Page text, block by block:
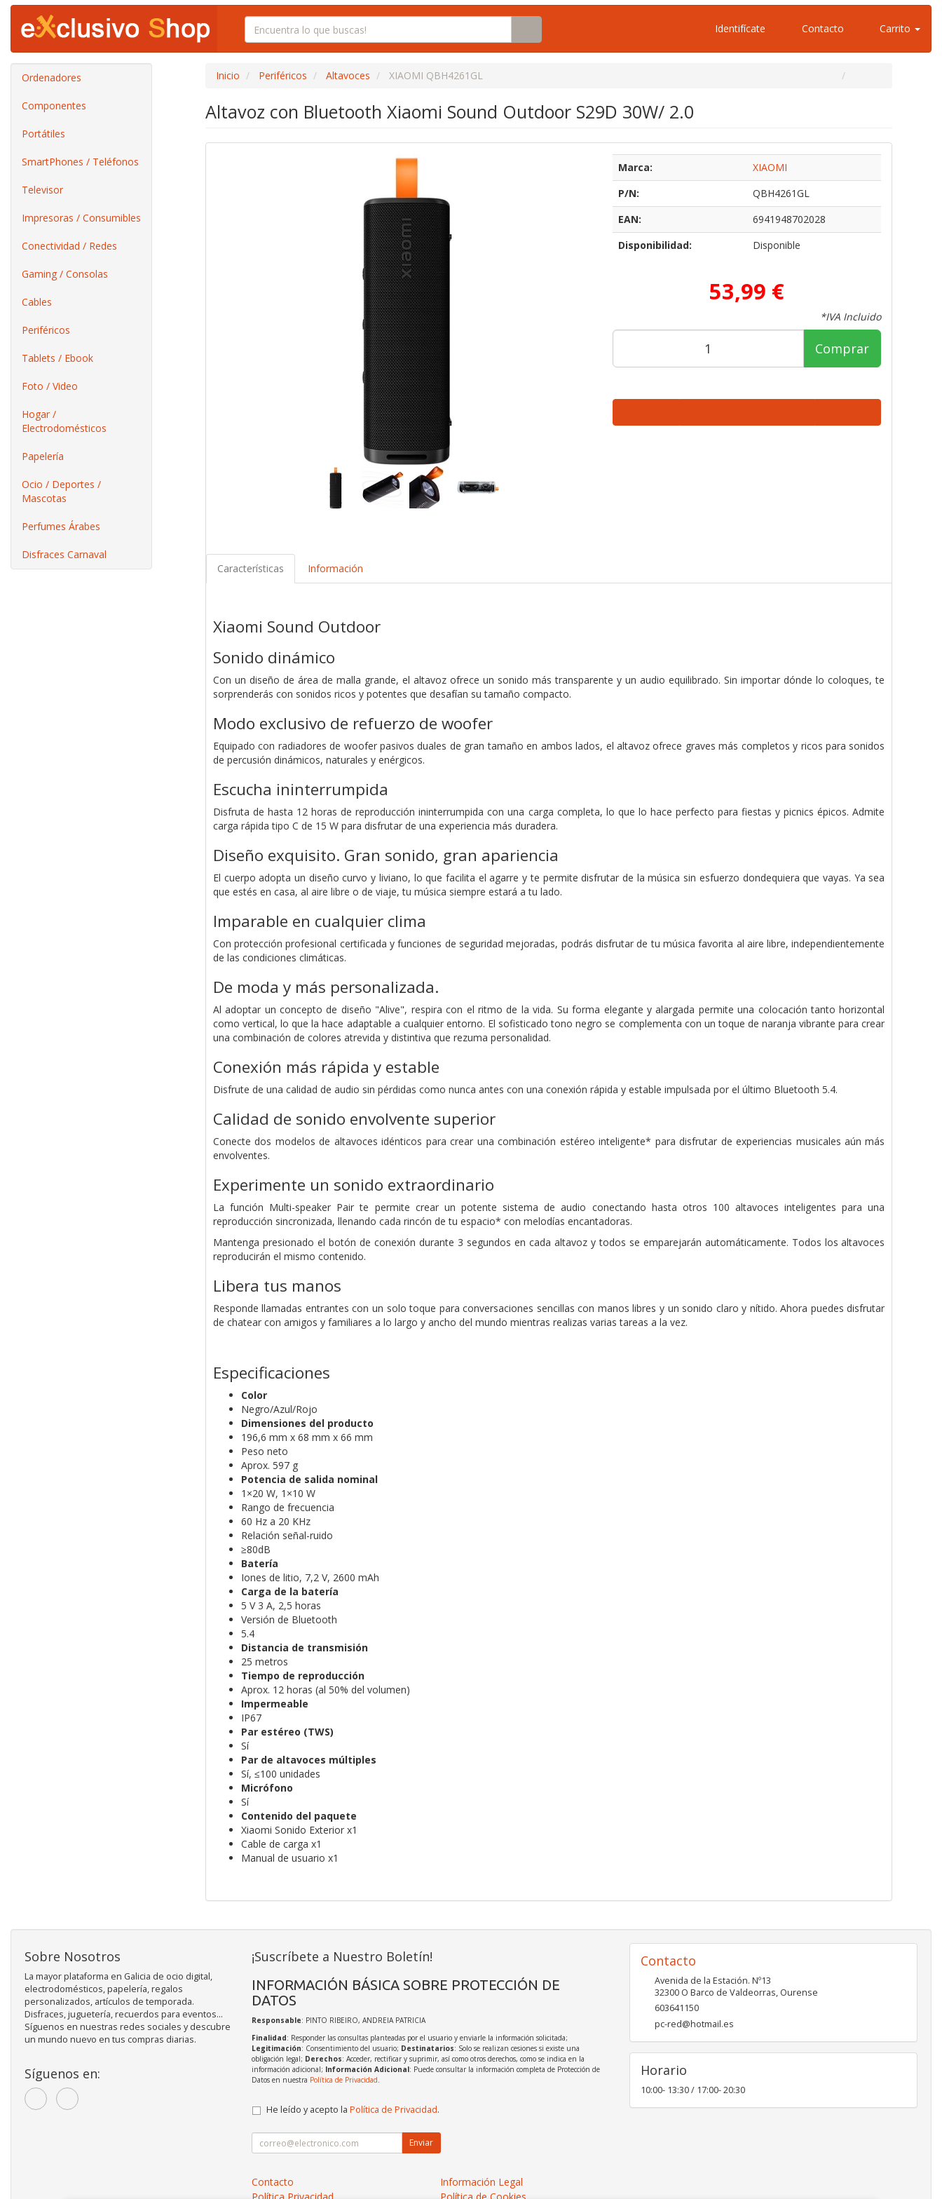
Identifícate Contacto Carrito
Ordenadores
Componentes
Portátiles
SmartPhones / Teléfonos
Televisor
Impresoras / Consumibles
Conectividad / Redes
Gaming / Consolas
Cables
Periféricos
Tablets / Ebook
Foto / Video
Hogar /
Electrodomésticos
Papelería
Ocio / Deportes /
Mascotas
Perfumes Árabes
Disfraces Carnaval
Inicio Periféricos Altavoces XIAOMI QBH4261GL
Altavoz con Bluetooth Xiaomi Sound Outdoor S29D 30W/ 2.0
Marca:
XIAOMI
P/N:
QBH4261GL
EAN:
6941948702028
Disponibilidad:
Disponible
53,99 €
*IVA Incluido
Comprar
Características Información
Xiaomi Sound Outdoor
Sonido dinámico
Con un diseño de área de malla grande, el altavoz ofrece un sonido más transparente y un audio equilibrado. Sin importar dónde lo coloques, te
sorprenderás con sonidos ricos y potentes que desafían su tamaño compacto.
Modo exclusivo de refuerzo de woofer
Equipado con radiadores de woofer pasivos duales de gran tamaño en ambos lados, el altavoz ofrece graves más completos y ricos para sonidos
de percusión dinámicos, naturales y enérgicos.
Escucha ininterrumpida
Disfruta de hasta 12 horas de reproducción ininterrumpida con una carga completa, lo que lo hace perfecto para fiestas y picnics épicos. Admite
carga rápida tipo C de 15 W para disfrutar de una experiencia más duradera.
Diseño exquisito. Gran sonido, gran apariencia
El cuerpo adopta un diseño curvo y liviano, lo que facilita el agarre y te permite disfrutar de la música sin esfuerzo dondequiera que vayas. Ya sea
que estés en casa, al aire libre o de viaje, tu música siempre estará a tu lado.
Imparable en cualquier clima
Con protección profesional certificada y funciones de seguridad mejoradas, podrás disfrutar de tu música favorita al aire libre, independientemente
de las condiciones climáticas.
De moda y más personalizada.
Al adoptar un concepto de diseño "Alive", respira con el ritmo de la vida. Su forma elegante y alargada permite una colocación tanto horizontal
como vertical, lo que la hace adaptable a cualquier entorno. El sofisticado tono negro se complementa con un toque de naranja vibrante para crear
una combinación de colores atrevida y distintiva que rezuma personalidad.
Conexión más rápida y estable
Disfrute de una calidad de audio sin pérdidas como nunca antes con una conexión rápida y estable impulsada por el último Bluetooth 5.4.
Calidad de sonido envolvente superior
Conecte dos modelos de altavoces idénticos para crear una combinación estéreo inteligente* para disfrutar de experiencias musicales aún más
envolventes.
Experimente un sonido extraordinario
La función Multi-speaker Pair te permite crear un potente sistema de audio conectando hasta otros 100 altavoces inteligentes para una
reproducción sincronizada, llenando cada rincón de tu espacio* con melodías encantadoras.
Mantenga presionado el botón de conexión durante 3 segundos en cada altavoz y todos se emparejarán automáticamente. Todos los altavoces
reproducirán el mismo contenido.
Libera tus manos
Responde llamadas entrantes con un solo toque para conversaciones sencillas con manos libres y un sonido claro y nítido. Ahora puedes disfrutar
de chatear con amigos y familiares a lo largo y ancho del mundo mientras realizas varias tareas a la vez.
Especificaciones
Color
Negro/Azul/Rojo
Dimensiones del producto
196,6 mm x 68 mm x 66 mm
Peso neto
Aprox. 597 g
Potencia de salida nominal
1×20 W, 1×10 W
Rango de frecuencia
60 Hz a 20 KHz
Relación señal-ruido
≥80dB
Batería
Iones de litio, 7,2 V, 2600 mAh
Carga de la batería
5 V 3 A, 2,5 horas
Versión de Bluetooth
5.4
Distancia de transmisión
25 metros
Tiempo de reproducción
Aprox. 12 horas (al 50% del volumen)
Impermeable
IP67
Par estéreo (TWS)
Sí
Par de altavoces múltiples
Sí, ≤100 unidades
Micrófono
Sí
Contenido del paquete
Xiaomi Sonido Exterior x1
Cable de carga x1
Manual de usuario x1
Sobre Nosotros
La mayor plataforma en Galicia de ocio digital,
electrodomésticos, papelería, regalos
personalizados, artículos de temporada.
Disfraces, juguetería, recuerdos para eventos...
Síguenos en nuestras redes sociales y descubre
un mundo nuevo en tus compras diarias.
Síguenos en:
¡Suscríbete a Nuestro Boletín!
INFORMACIÓN BÁSICA SOBRE PROTECCIÓN DE
DATOS
Responsable: PINTO RIBEIRO, ANDREIA PATRICIA
Finalidad: Responder las consultas planteadas por el usuario y enviarle la información solicitada;
Legitimación: Consentimiento del usuario; Destinatarios: Solo se realizan cesiones si existe una
obligación legal; Derechos: Acceder, rectificar y suprimir, así como otros derechos, como se indica en la
información adicional; Información Adicional: Puede consultar la información completa de Protección de
Datos en nuestra Política de Privacidad.
He leído y acepto la Política de Privacidad.
Enviar
Contacto
Información Legal
Contacto
Avenida de la Estación. Nº13
32300 O Barco de Valdeorras, Ourense
603641150
pc-red@hotmail.es
Horario
10:00- 13:30 / 17:00- 20:30